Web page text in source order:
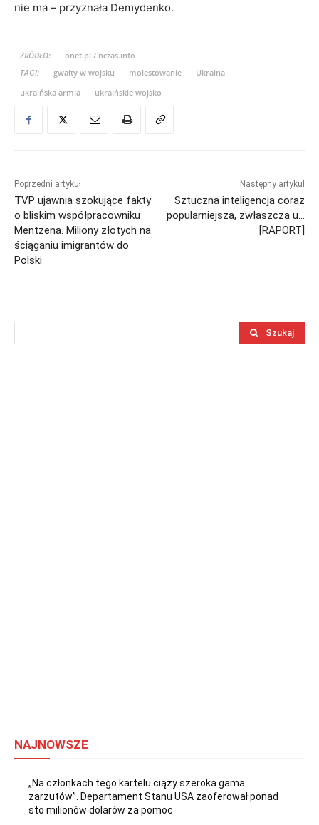
nie ma – przyznała Demydenko.
ŹRÓDŁO:
onet.pl / nczas.info
TAGI:
gwałty w wojsku molestowanie
Ukraina
ukraińska armia
ukraińskie wojsko
Poprzedni artykuł
TVP ujawnia szokujące fakty
o bliskim współpracowniku
Mentzena. Miliony złotych na
ściąganiu imigrantów do
Polski
Następny artykuł
Sztuczna inteligencja coraz
popularniejsza, zwłaszcza u…
[RAPORT]
Szukaj
NAJNOWSZE
„Na członkach tego kartelu ciąży szeroka gama
zarzutów”. Departament Stanu USA zaoferował ponad
sto milionów dolarów za pomoc